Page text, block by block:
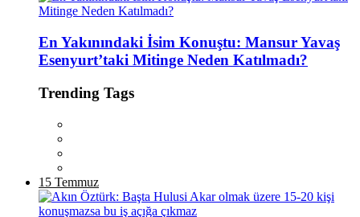
En Yakınındaki İsim Konuştu: Mansur Yavaş
Esenyurt’taki Mitinge Neden Katılmadı?
Trending Tags
15 Temmuz